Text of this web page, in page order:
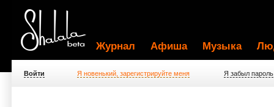
Журнал Афиша Музыка
Войти Я новенький, зарегистрируйте меня Я забыл пароль